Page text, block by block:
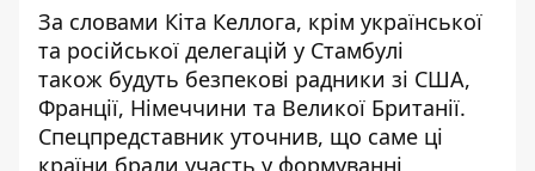
За словами Кіта Келлога, крім української
та російської делегацій у Стамбулі
також будуть безпекові радники зі США,
Франції, Німеччини та Великої Британії.
Спецпредставник уточнив, що саме ці
країни брали участь у формуванні